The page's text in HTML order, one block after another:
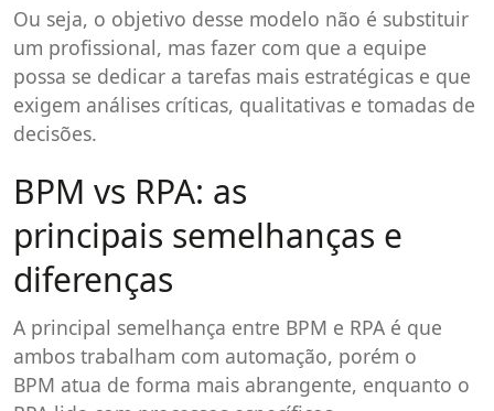
Ou seja, o objetivo desse modelo não é substituir
um profissional, mas fazer com que a equipe
possa se dedicar a tarefas mais estratégicas e que
exigem análises críticas, qualitativas e tomadas de
decisões.
BPM vs RPA: as
principais semelhanças e
diferenças
A principal semelhança entre BPM e RPA é que
ambos trabalham com automação, porém o
BPM atua de forma mais abrangente, enquanto o